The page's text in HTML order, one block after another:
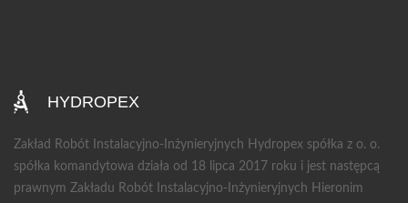
HYDROPEX
Zakład Robót Instalacyjno-Inżynieryjnych Hydropex spółka z o. o.
spółka komandytowa działa od 18 lipca 2017 roku i jest następcą
prawnym Zakładu Robót Instalacyjno-Inżynieryjnych Hieronim